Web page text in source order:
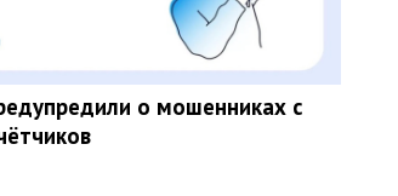
о мошенниках с